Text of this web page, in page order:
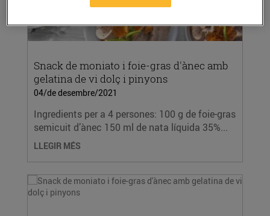
Snack de moniato i foie-gras d'ànec amb
gelatina de vi dolç i pinyons
04/de desembre/2021
Ingredients per a 4 persones: 100 g de foie-gras
semicuit d’ànec 150 ml de nata líquida 35%...
LLEGIR MÉS